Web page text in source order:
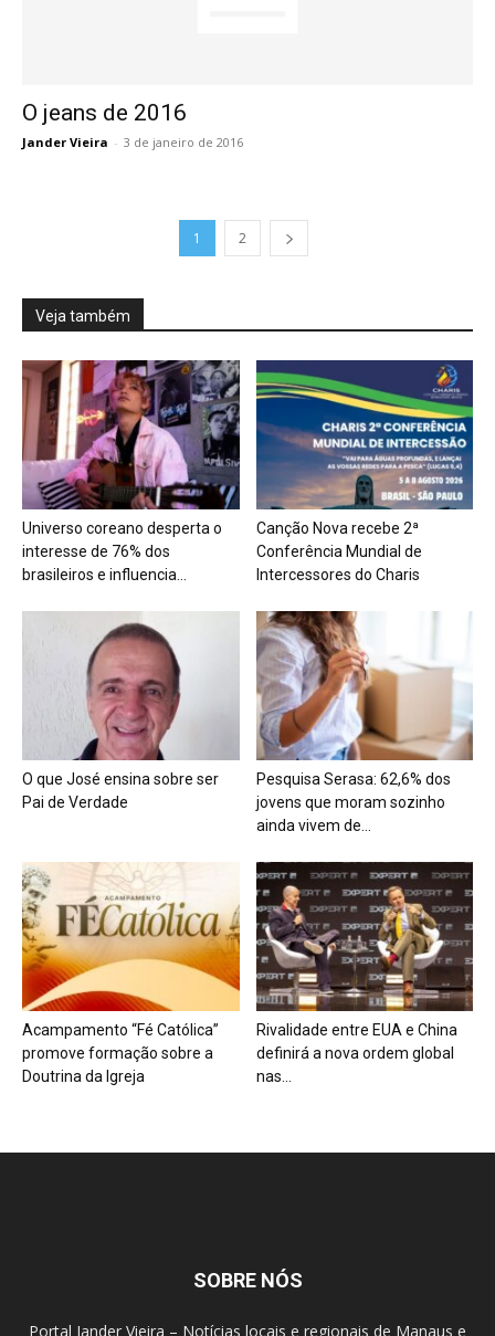
O jeans de 2016
Jander Vieira - 3 de janeiro de 2016
1 2
Veja também
Universo coreano desperta o
interesse de 76% dos
brasileiros e influencia...
Canção Nova recebe 2ª
Conferência Mundial de
Intercessores do Charis
O que José ensina sobre ser
Pai de Verdade
Pesquisa Serasa: 62,6% dos
jovens que moram sozinho
ainda vivem de...
Acampamento “Fé Católica”
promove formação sobre a
Doutrina da Igreja
Rivalidade entre EUA e China
definirá a nova ordem global
nas...
SOBRE NÓS
Portal Jander Vieira – Notícias locais e regionais de Manaus e